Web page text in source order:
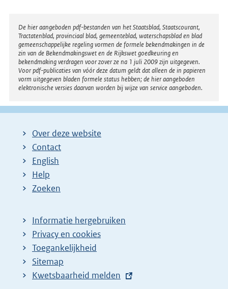
Disclaimer
De hier aangeboden pdf-bestanden van het Staatsblad, Staatscourant,
Tractatenblad, provinciaal blad, gemeenteblad, waterschapsblad en blad
gemeenschappelijke regeling vormen de formele bekendmakingen in de
zin van de Bekendmakingswet en de Rijkswet goedkeuring en
bekendmaking verdragen voor zover ze na 1 juli 2009 zijn uitgegeven.
Voor pdf-publicaties van vóór deze datum geldt dat alleen de in papieren
vorm uitgegeven bladen formele status hebben; de hier aangeboden
elektronische versies daarvan worden bij wijze van service aangeboden.
Over deze website
Contact
English
Help
Zoeken
Informatie hergebruiken
Privacy en cookies
Toegankelijkheid
Sitemap
E
Kwetsbaarheid melden